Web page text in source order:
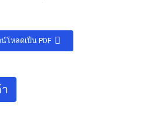
โหลดเป็น PDF